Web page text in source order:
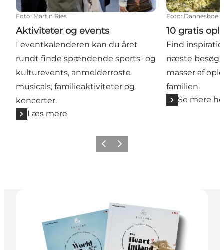
Foto: Martin Ries
Aktiviteter og events
I eventkalenderen kan du året
rundt finde spændende sports- og
kulturevents, anmelderroste
musicals, familieaktiviteter og
koncerter.
Læs mere
Foto: Dannesboe
10 gratis
Find
næste besøg i
masser af
familien.
Se mere
Forrige billede
Næste billede